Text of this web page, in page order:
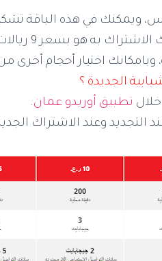
ويمكنك في هذه الباقة
الجديدة ؟
تطبيق أوريدو عمان.
التجديد وعند الاشتراك